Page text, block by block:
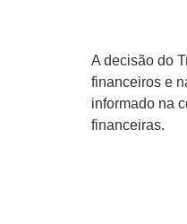
A decisão do
financeiros e
informado na
financeiras.